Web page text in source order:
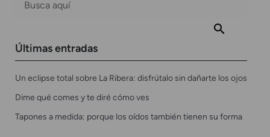
Últimas entradas
Un eclipse total sobre La Ribera: disfrútalo sin dañarte los ojos
Dime qué comes y te diré cómo ves
Tapones a medida: porque los oídos también tienen su forma